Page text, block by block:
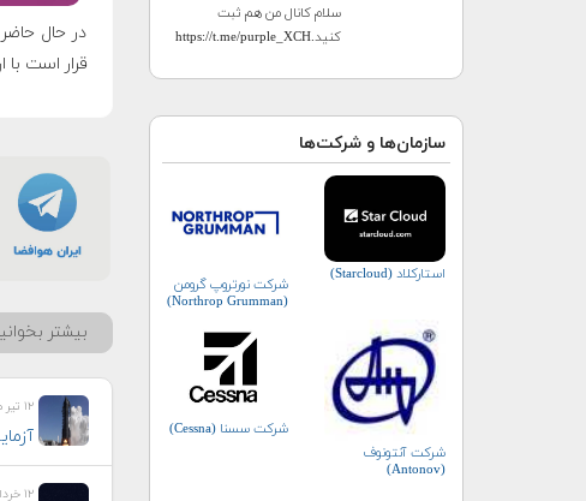
سلام کانال من هم ثبت
کنید.https://t.me/purple_XCH
سازمان‌ها و شرکت‌ها
استارکلاد (Starcloud)
شرکت نورتروپ گرومن
(Northrop Grumman)
شرکت آنتونوف
(Antonov)
شرکت سسنا (Cessna)
در حال
قرار است با
بیشتر
۱۲ تیر ماه ۱۴۰۵
آزمایش ۶ موتور «استارشیپ»
۱۲ خرداد ماه ۱۴۰۵